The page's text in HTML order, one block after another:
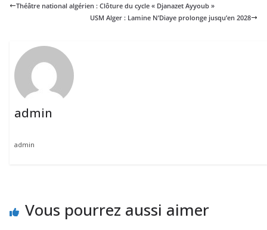
Théâtre national algérien : Clôture du cycle « Djanazet Ayyoub »
USM Alger : Lamine N’Diaye prolonge jusqu’en 2028
admin
admin
Vous pourrez aussi aimer